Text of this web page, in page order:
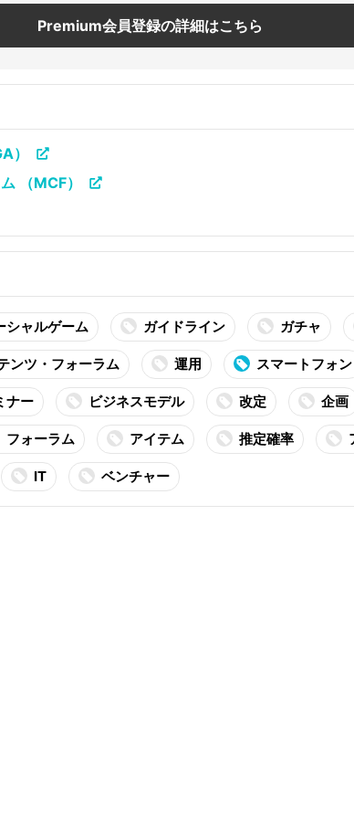
Premium会員登録の詳細はこちら
）
（MCF）
シャルゲーム ガイドライン ガチャ
ンツ・フォーラム 運用 スマートフォン
ナー ビジネスモデル 改定 企画
フォーラム アイテム 推定確率
IT ベンチャー